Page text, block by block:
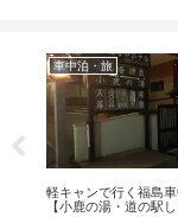
車中泊・旅
軽キャンで行く福島
【小鹿の湯・道の駅し